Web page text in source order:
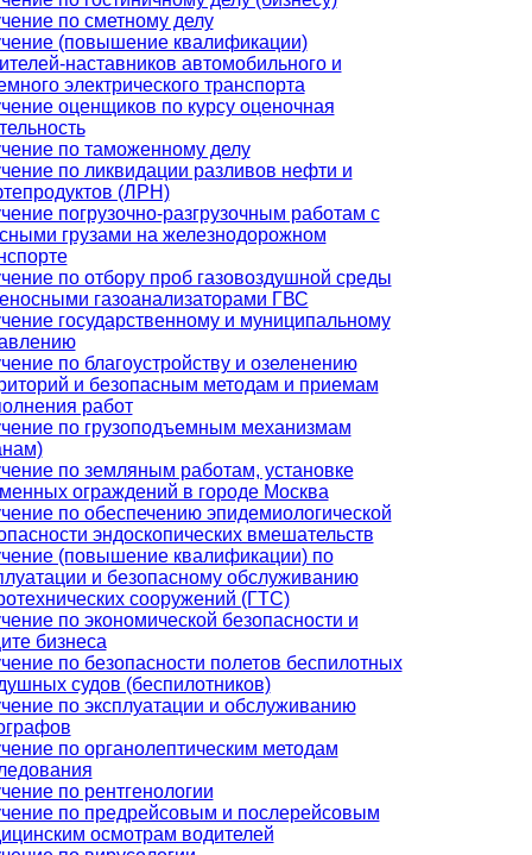
по сметному делу
(повышение квалификации)
наставников автомобильного и
электрического транспорта
оценщиков по курсу оценочная
по таможенному делу
по ликвидации разливов нефти и
(ЛРН)
погрузочно-разгрузочным работам с
грузами на железнодорожном
по отбору проб газовоздушной среды
газоанализаторами ГВС
государственному и муниципальному
по благоустройству и озеленению
и безопасным методам и приемам
работ
по грузоподъемным механизмам
по земляным работам, установке
ограждений в городе Москва
по обеспечению эпидемиологической
эндоскопических вмешательств
(повышение квалификации) по
и безопасному обслуживанию
сооружений (ГТС)
по экономической безопасности и
бизнеса
по безопасности полетов беспилотных
судов (беспилотников)
по эксплуатации и обслуживанию
по органолептическим методам
по рентгенологии
по предрейсовым и послерейсовым
осмотрам водителей